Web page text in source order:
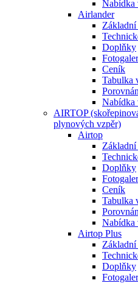
Nabídka
Airlander
Doplňky
Ceník
Tabulka
Nabídka
AIRTOP
plynových vzpěr)
Airtop
Doplňky
Ceník
Tabulka
Nabídka
Airtop Plus
Doplňky